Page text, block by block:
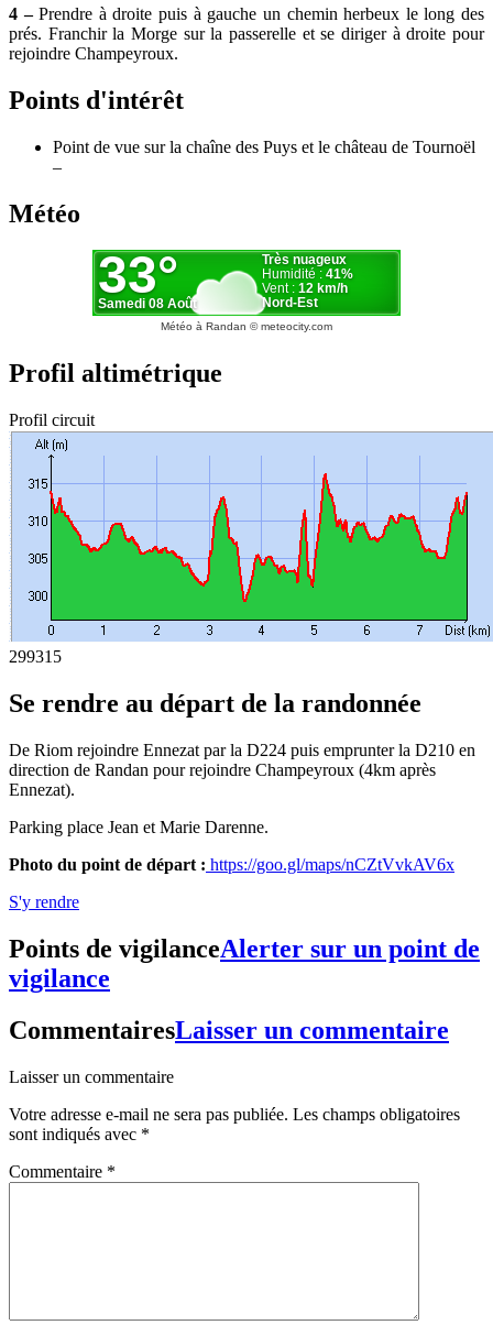
4 –Prendre à droite puis à gauche un chemin herbeux le long des
prés. Franchir la Morge sur la passerelle et se diriger à droite pour
rejoindre Champeyroux.
Points d'intérêt
Point de vue sur la chaîne des Puys et le château de Tournoël
–
Météo
Météo à Randan © meteocity.com
Profil altimétrique
Profil circuit
299315
Se rendre au départ de la randonnée
De Riom rejoindre Ennezat par la D224 puis emprunter la D210 en
direction de Randan pour rejoindre Champeyroux (4km après
Ennezat).
Parking place Jean et Marie Darenne.
Photo du point de départ : https://goo.gl/maps/nCZtVvkAV6x
S'y rendre
Points de vigilanceAlerter sur un point de
vigilance
CommentairesLaisser un commentaire
Laisser un commentaire
Votre adresse e-mail ne sera pas publiée. Les champs obligatoires
sont indiqués avec *
Commentaire *